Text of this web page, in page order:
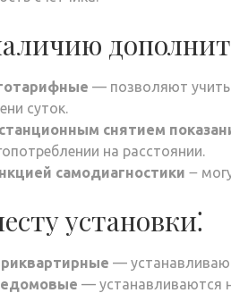
— позволяют
суток.
снятием
на расстоянии.
самодиагностики ౼
установки⁚
—
— устанавливаются